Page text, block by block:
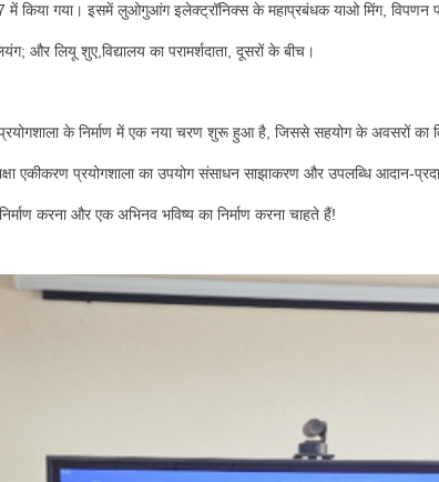
किया गया। इसमें लुओगुआंग इलेक्ट्रॉनिक्स के महाप्रबंधक याओ मिंग,
और लियू शुए,विद्यालय का परामर्शदाता, दूसरों के बीच।
के निर्माण में एक नया चरण शुरू हुआ है, जिससे सहयोग के अवसरों का
एकीकरण प्रयोगशाला का उपयोग संसाधन साझाकरण और उपलब्धि
करना और एक अभिनव भविष्य का निर्माण करना चाहते हैं!